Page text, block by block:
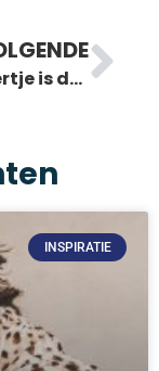
Mijn broertje is dood: hij ging in de oven…
INSPIRATIE